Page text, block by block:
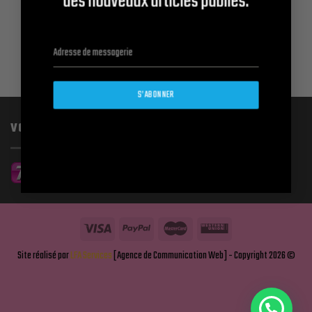
S’ABONNER
VOUS ÊTES LE
Site réalisé parLFA Services[Agence de Communication Web] - Copyright 2026 ©